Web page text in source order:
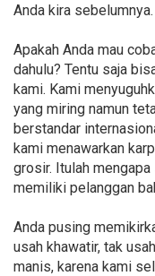
Anda kira sebelumnya.
Apakah Anda mau
dahulu? Tentu saja
kami. Kami
yang miring namun
berstandar
kami menawarkan
grosir. Itulah
memiliki pelanggan
Anda pusing
usah khawatir, tak
manis, karena kami